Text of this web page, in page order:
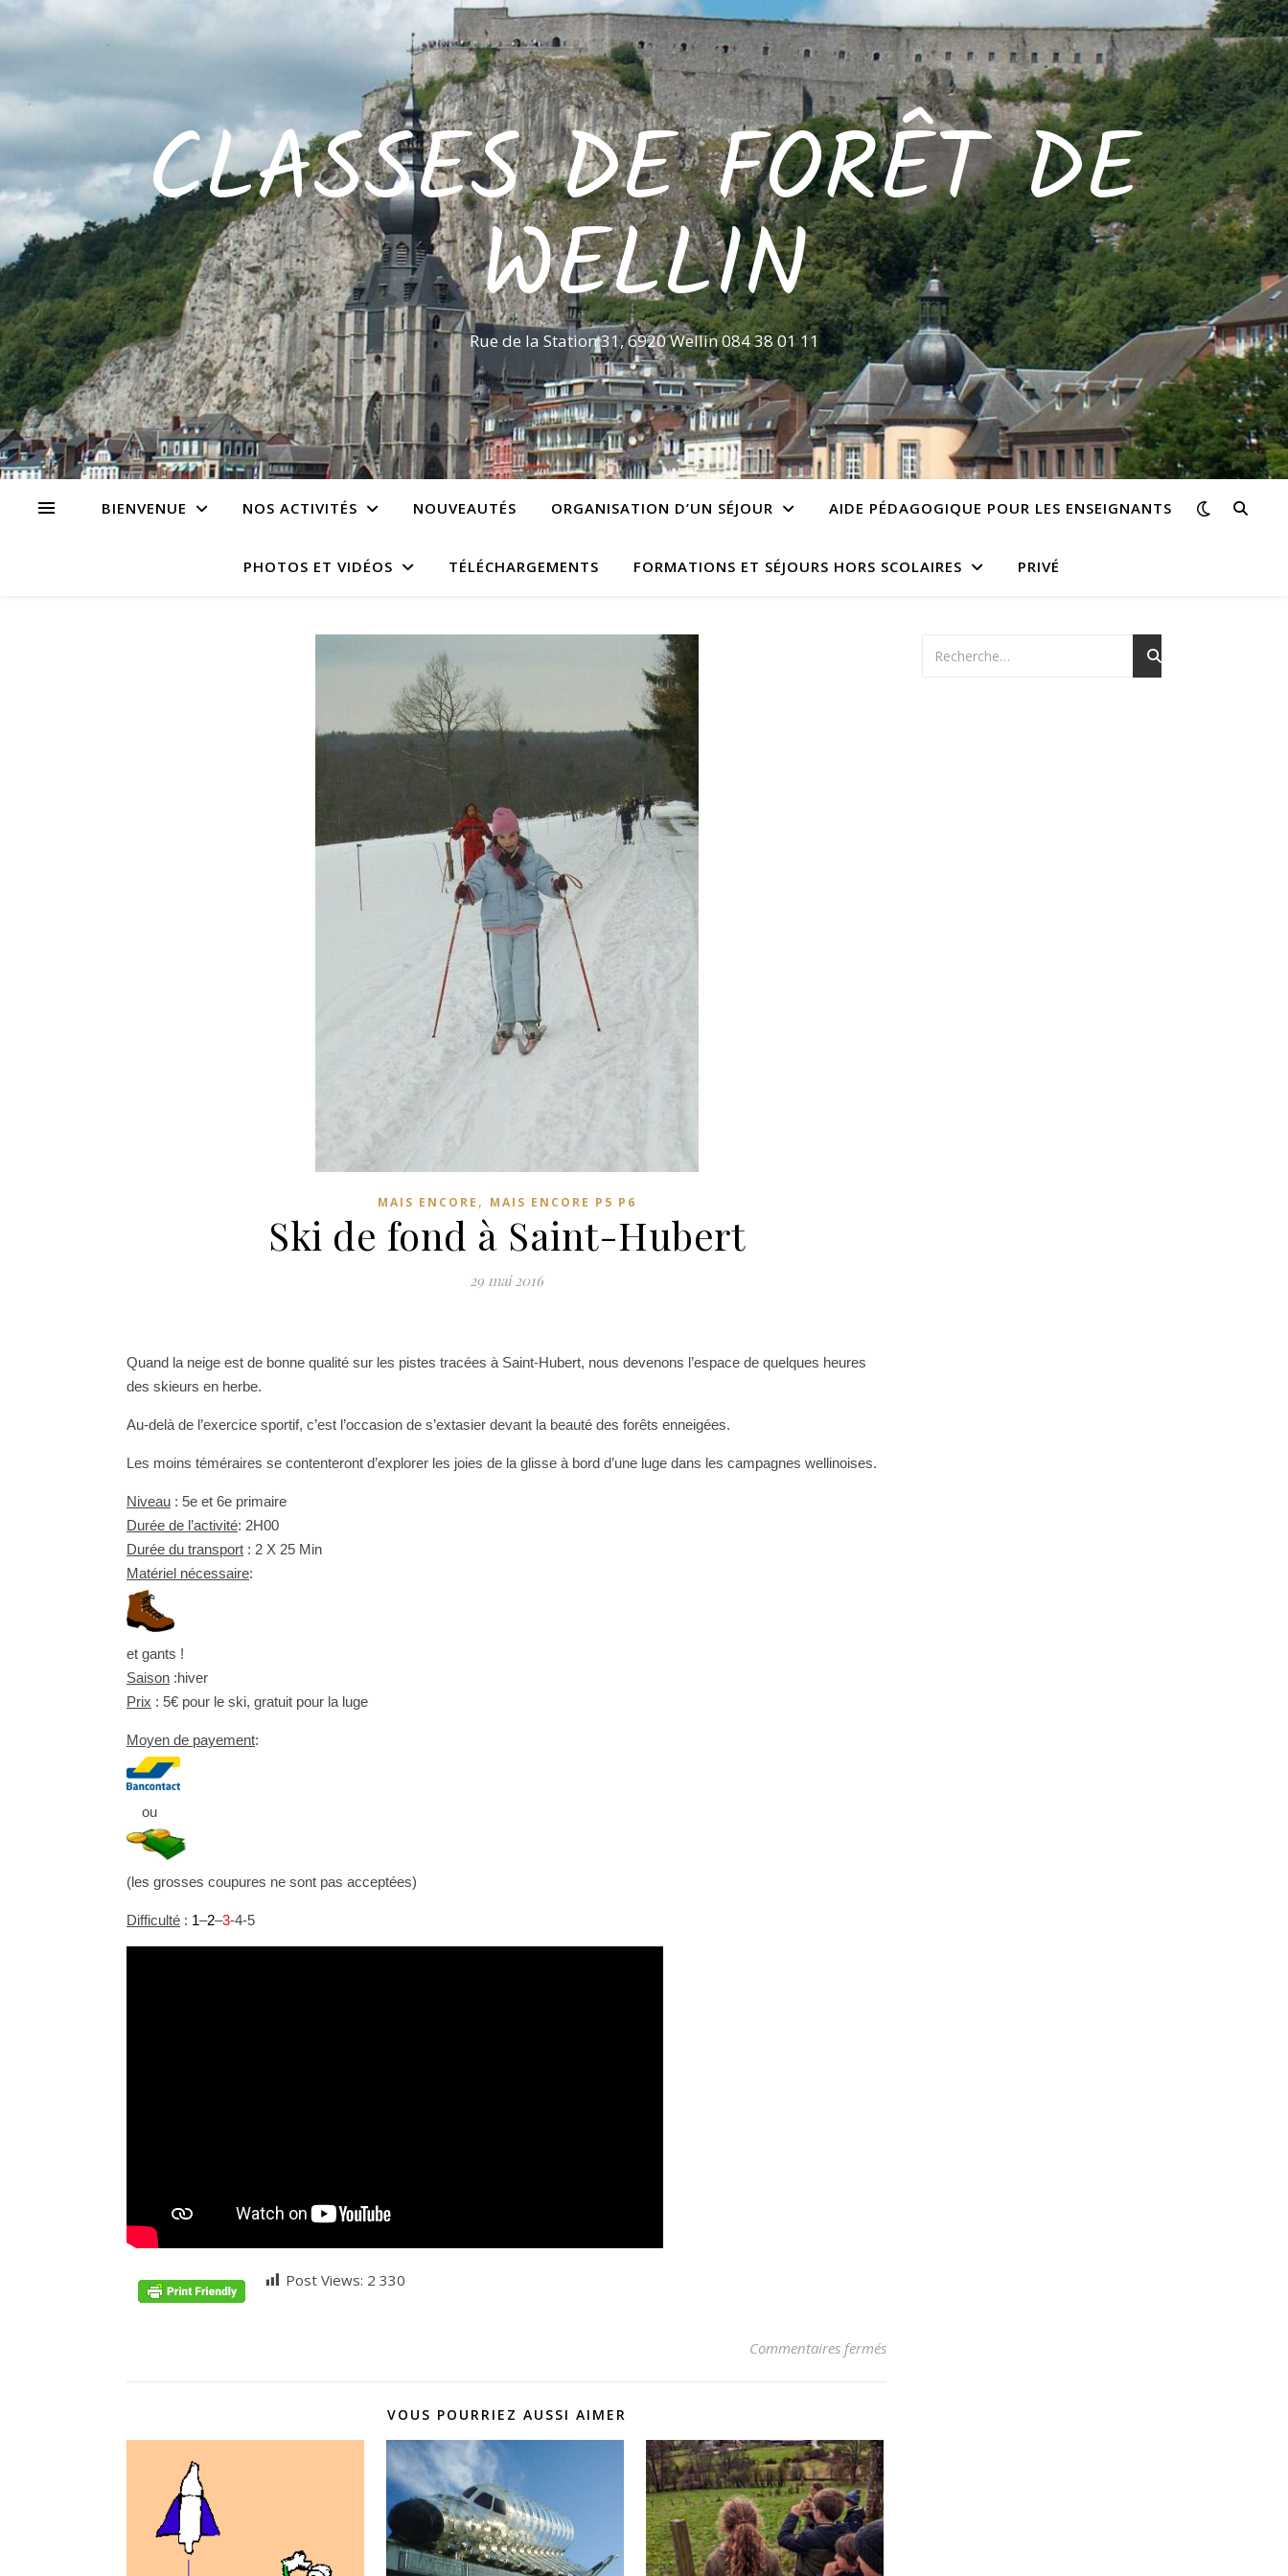
CLASSES DE FORÊT DE
WELLIN
Rue de la Station 31, 6920 Wellin 084 38 01 11
BIENVENUE NOS ACTIVITÉS NOUVEAUTÉS ORGANISATION D’UN SÉJOUR AIDE PÉDAGOGIQUE POUR LES ENSEIGNANTS
PHOTOS ET VIDÉOS TÉLÉCHARGEMENTS FORMATIONS ET SÉJOURS HORS SCOLAIRES PRIVÉ
MAIS ENCORE , MAIS ENCORE P5 P6
Ski de fond à Saint-Hubert
29 mai 2016
Quand la neige est de bonne qualité sur les pistes tracées à Saint-Hubert, nous devenons l’espace de quelques heures
des skieurs en herbe.
Au-delà de l’exercice sportif, c’est l’occasion de s’extasier devant la beauté des forêts enneigées.
Les moins téméraires se contenteront d’explorer les joies de la glisse à bord d’une luge dans les campagnes wellinoises.
Niveau : 5e et 6e primaire
Durée de l’activité: 2H00
Durée du transport : 2 X 25 Min
Matériel nécessaire:
et gants !
Saison :hiver
Prix : 5€ pour le ski, gratuit pour la luge
Moyen de payement:
ou
(les grosses coupures ne sont pas acceptées)
Difficulté : 1–2–3-4-5
Post Views: 2 330
Commentaires ferméssur Ski de fond à Saint-Hubert
VOUS POURRIEZ AUSSI AIMER